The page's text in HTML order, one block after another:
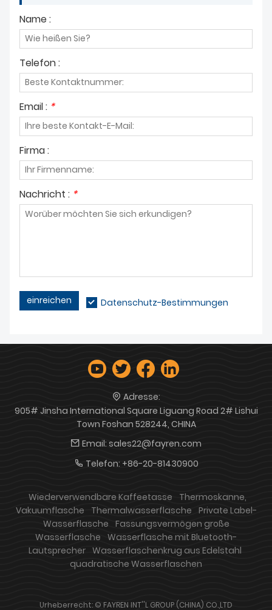
Name :
Telefon :
Email : *
Firma :
Nachricht : *
einreichen Datenschutz-Bestimmungen
Adresse:
905# Jinsha International Square Liguang Road 2# Lishui
Town Foshan 528244, CHINA
Email: sales22@fayren.com
Telefon: +86-20-81430900
Wiederverwendbare Kaffeetasse
Thermoskanne,
Vakuumflasche
Thermalwasserflasche Private Label-
Wasserflasche Fassungsvermögen große
Wasserflasche Wasserflasche mit Bluetooth-
Lautsprecher Wasserflaschenkrug aus Edelstahl
quadratische Wasserflaschen
Urheberrecht: © FAYREN INT''L GROUP (CHINA) CO.,LTD